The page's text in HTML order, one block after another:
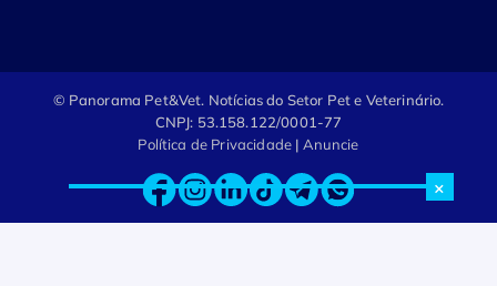
×
© Panorama Pet&Vet. Notícias do Setor Pet e Veterinário.
CNPJ: 53.158.122/0001-77
Política de Privacidade | Anuncie